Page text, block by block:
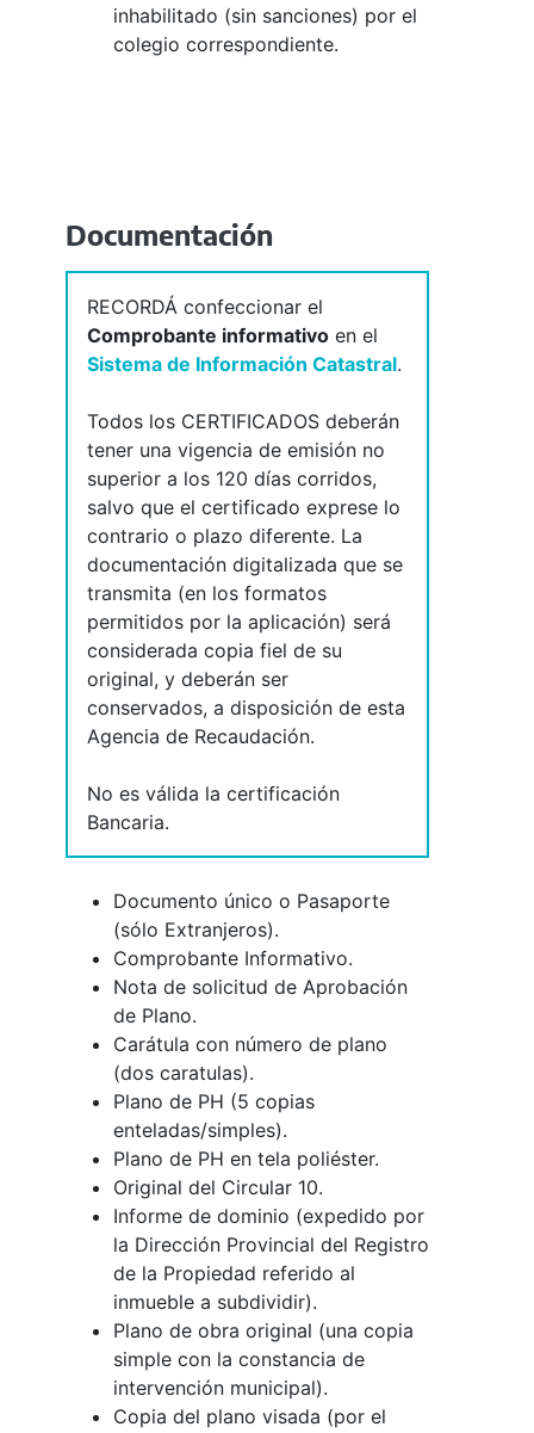
inhabilitado (sin sanciones) por el
colegio correspondiente.
Documentación
RECORDÁ confeccionar el
Comprobante informativo en el
Sistema de Información Catastral.
Todos los CERTIFICADOS deberán
tener una vigencia de emisión no
superior a los 120 días corridos,
salvo que el certificado exprese lo
contrario o plazo diferente. La
documentación digitalizada que se
transmita (en los formatos
permitidos por la aplicación) será
considerada copia fiel de su
original, y deberán ser
conservados, a disposición de esta
Agencia de Recaudación.
No es válida la certificación
Bancaria.
Documento único o Pasaporte
(sólo Extranjeros).
Comprobante Informativo.
Nota de solicitud de Aprobación
de Plano.
Carátula con número de plano
(dos caratulas).
Plano de PH (5 copias
enteladas/simples).
Plano de PH en tela poliéster.
Original del Circular 10.
Informe de dominio (expedido por
la Dirección Provincial del Registro
de la Propiedad referido al
inmueble a subdividir).
Plano de obra original (una copia
simple con la constancia de
intervención municipal).
Copia del plano visada (por el